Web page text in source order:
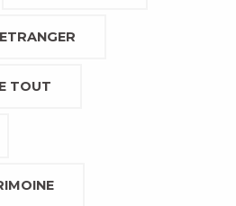
ETRANGER
TOUT